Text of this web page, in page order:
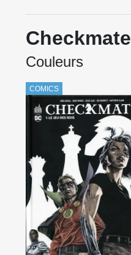
Checkmate
Couleurs
COMICS